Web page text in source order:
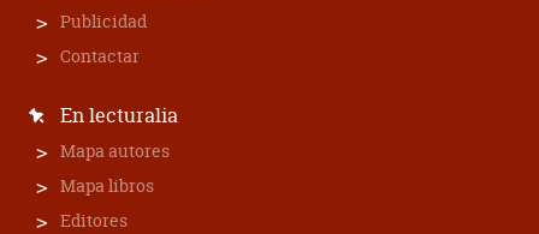
Publicidad
Contactar
En lecturalia
Mapa autores
Mapa libros
Editores